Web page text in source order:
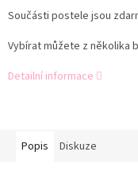
Součásti postele jsou
Vybírat můžete z několika
Detailní informace
Popis Diskuze